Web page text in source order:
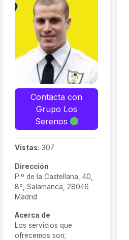
Contacta con
Grupo Los
Serenos
Vistas: 307
Dirección
P.º de la Castellana, 40,
8º, Salamanca, 28046
Madrid
Acerca de
Los servicios que
ofrecemos son;